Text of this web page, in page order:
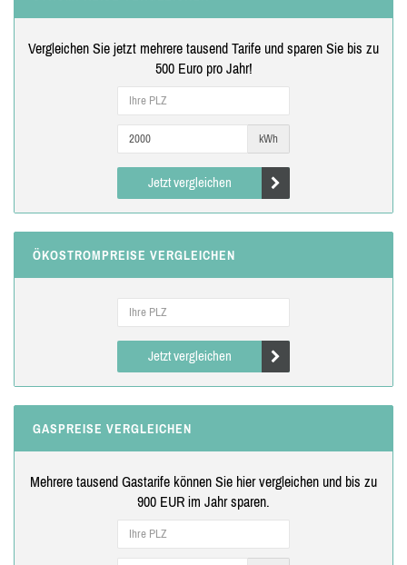
Vergleichen Sie jetzt mehrere tausend Tarife und sparen Sie bis zu
500 Euro pro Jahr!
kWh
Jetzt vergleichen
ÖKOSTROMPREISE VERGLEICHEN
Jetzt vergleichen
GASPREISE VERGLEICHEN
Mehrere tausend Gastarife können Sie hier vergleichen und bis zu
900 EUR im Jahr sparen.